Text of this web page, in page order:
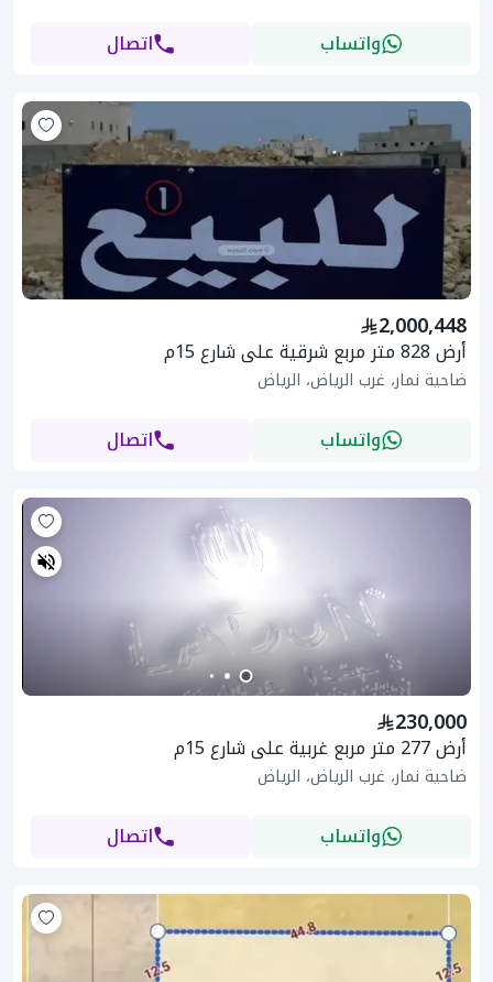
واتساب اتصال
2,000,448
أرض 828 متر مربع شرقية على شارع 15م
ضاحية نمار، غرب الرياض، الرياض
واتساب اتصال
230,000
أرض 277 متر مربع غربية على شارع 15م
ضاحية نمار، غرب الرياض، الرياض
واتساب اتصال